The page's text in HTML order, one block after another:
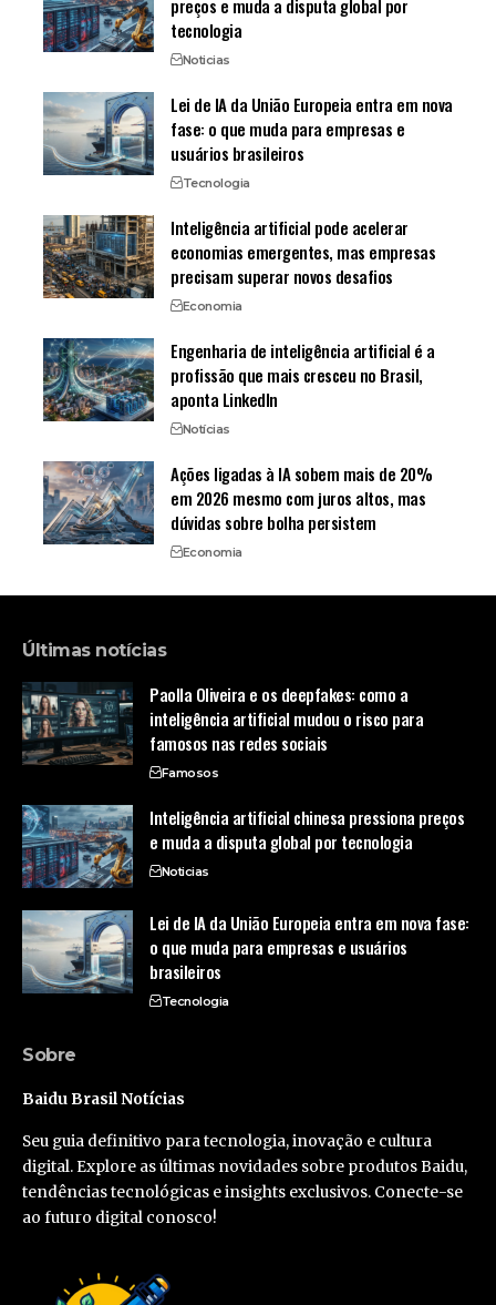
preços e muda a disputa global por
tecnologia
Noticias
Lei de IA da União Europeia entra em nova
fase: o que muda para empresas e
usuários brasileiros
Tecnologia
Inteligência artificial pode acelerar
economias emergentes, mas empresas
precisam superar novos desafios
Economia
Engenharia de inteligência artificial é a
profissão que mais cresceu no Brasil,
aponta LinkedIn
Notícias
Ações ligadas à IA sobem mais de 20%
em 2026 mesmo com juros altos, mas
dúvidas sobre bolha persistem
Economia
Últimas notícias
Paolla Oliveira e os deepfakes: como a
inteligência artificial mudou o risco para
famosos nas redes sociais
Famosos
Inteligência artificial chinesa pressiona preços
e muda a disputa global por tecnologia
Noticias
Lei de IA da União Europeia entra em nova fase:
o que muda para empresas e usuários
brasileiros
Tecnologia
Sobre
Baidu Brasil Notícias
Seu guia definitivo para tecnologia, inovação e cultura
digital. Explore as últimas novidades sobre produtos Baidu,
tendências tecnológicas e insights exclusivos. Conecte-se
ao futuro digital conosco!